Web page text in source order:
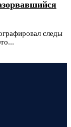
следы